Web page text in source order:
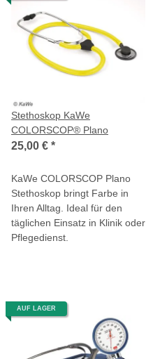
Stethoskop KaWe
COLORSCOP® Plano
25,00 € *
KaWe COLORSCOP Plano
Stethoskop bringt Farbe in
Ihren Alltag. Ideal für den
täglichen Einsatz in Klinik oder
Pflegedienst.
AUF LAGER